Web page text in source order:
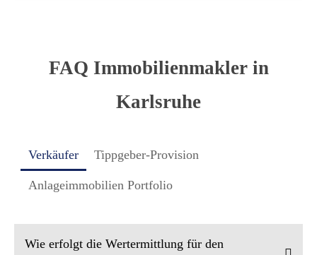
FAQ Immobilienmakler in
Karlsruhe
Verkäufer Tippgeber-Provision
Anlageimmobilien Portfolio
Wie erfolgt die Wertermittlung für den